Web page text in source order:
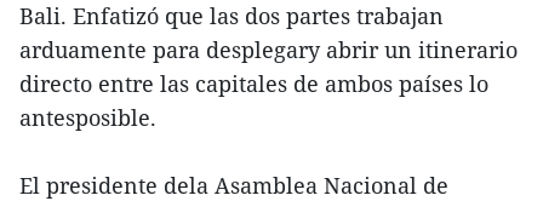
Bali. Enfatizó que las dos partes trabajan
arduamente para desplegary abrir un itinerario
directo entre las capitales de ambos países lo
antesposible.
El presidente dela Asamblea Nacional de